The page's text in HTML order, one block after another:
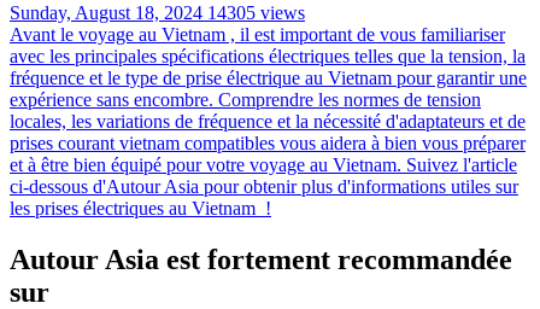
Sunday, August 18, 2024 14305 views
Avant le voyage au Vietnam , il est important de vous familiariser
avec les principales spécifications électriques telles que la tension, la
fréquence et le type de prise électrique au Vietnam pour garantir une
expérience sans encombre. Comprendre les normes de tension
locales, les variations de fréquence et la nécessité d'adaptateurs et de
prises courant vietnam compatibles vous aidera à bien vous préparer
et à être bien équipé pour votre voyage au Vietnam. Suivez l'article
ci-dessous d'Autour Asia pour obtenir plus d'informations utiles sur
les prises électriques au Vietnam !
Autour Asia est fortement recommandée
sur